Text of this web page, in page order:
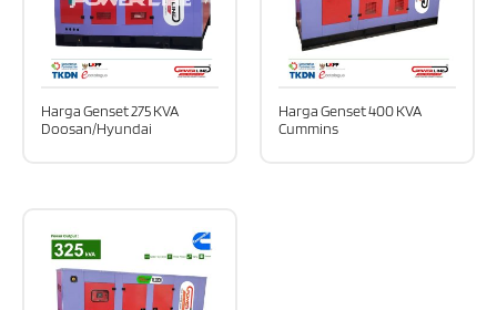
Harga Genset 275 KVA
Doosan/Hyundai
Harga Genset 400 KVA
Cummins